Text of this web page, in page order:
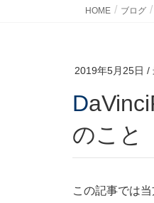
HOME ブログ
2019年5月25日 /
DaVinciResolve15が起動しないときにやるべき2つ
のこと
この記事では